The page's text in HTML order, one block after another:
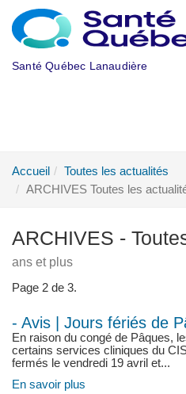
Aller au menu principal
Santé Québec Lanaudière
Accueil
Toutes les actualités
ARCHIVES Toutes les
ARCHIVES -
ans et plus
Page 2 de 3.
- Avis | Jours fériés de
En raison du congé de Pâques,
certains services cliniques du
fermés le vendredi 19 avril et...
En savoir plus